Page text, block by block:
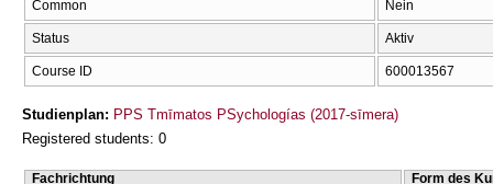
Common Nein
Status Aktiv
Course ID 600013567
Studienplan: PPS Tmīmatos PSychologías (2017-sīmera)
Registered students: 0
Fachrichtung
Form des